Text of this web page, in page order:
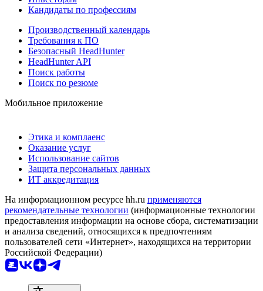
Кандидаты по профессиям
Производственный календарь
Требования к ПО
Безопасный HeadHunter
HeadHunter API
Поиск работы
Поиск по резюме
Мобильное приложение
Этика и комплаенс
Оказание услуг
Использование сайтов
Защита персональных данных
ИТ аккредитация
На информационном ресурсе hh.ru применяются
рекомендательные технологии (информационные технологии
предоставления информации на основе сбора, систематизации
и анализа сведений, относящихся к предпочтениям
пользователей сети «Интернет», находящихся на территории
Российской Федерации)